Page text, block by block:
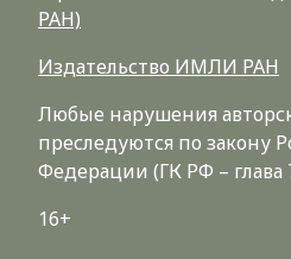
РАН)
Издательство ИМЛИ РАН
Любые нарушения
преследуются по закону
Федерации (ГК РФ – глава
16+